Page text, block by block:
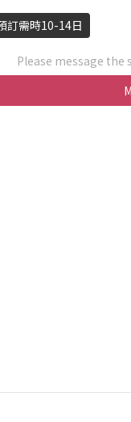
訂需時10-14日
Please message